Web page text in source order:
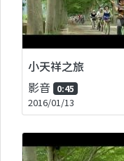
小天祥之旅
影音 0:45
2016/01/13